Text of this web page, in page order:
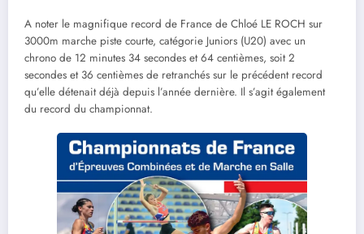
A noter le magnifique record de France de Chloé LE ROCH sur
3000m marche piste courte, catégorie Juniors (U20) avec un
chrono de 12 minutes 34 secondes et 64 centièmes, soit 2
secondes et 36 centièmes de retranchés sur le précédent record
qu’elle détenait déjà depuis l’année dernière. Il s’agit également
du record du championnat.